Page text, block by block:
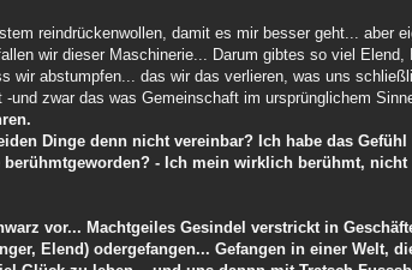
reindrückenwollen, damit es mir besser geht... aber
wir dieser Maschinerie... Darum gibtes so viel
wir abstumpfen... das wir das verlieren, was uns
und zwar das was Gemeinschaft im ursprünglichem
Dinge denn nicht vereinbar? Ich habe das
- Ich mein wirklich berühmt,
vor... Machtgeiles Gesindel verstrickt in
Elend) odergefangen... Gefangen in einer Welt,